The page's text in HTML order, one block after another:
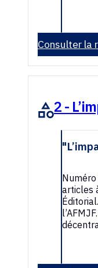
Consulter la
2 -
articles